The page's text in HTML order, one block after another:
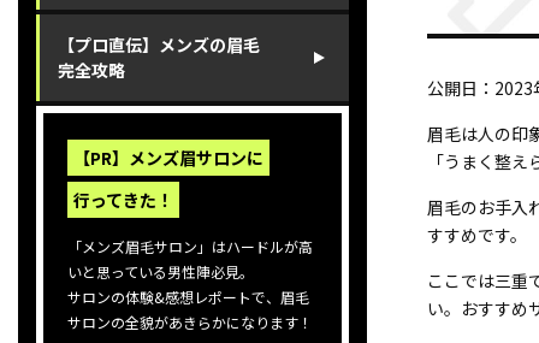
【プロ直伝】メンズの眉⽑
完全攻略
【PR】メンズ眉サロンに
行ってきた！
「メンズ眉毛サロン」はハードルが高
いと思っている男性陣必見。
サロンの体験&感想レポートで、眉毛
サロンの全貌があきらかになります！
公開日： 2023
眉毛は人の印
「うまく整
眉毛のお手入
すすめです。
ここでは三重
い。おすすめ